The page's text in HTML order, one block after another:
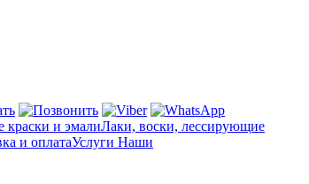
краски и эмалиЛаки, воски, лессирующие
и оплатаУслуги Наши